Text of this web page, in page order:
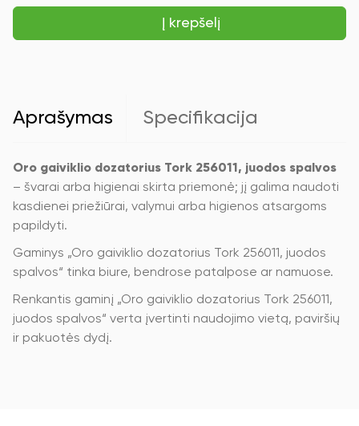
gaiviklio
Tork
Į krepšelį
Aprašymas Specifikacija
Oro gaiviklio dozatorius Tork 256011, juodos spalvos
– švarai arba higienai skirta priemonė; jį galima naudoti
kasdienei priežiūrai, valymui arba higienos atsargoms
papildyti.
Gaminys „Oro gaiviklio dozatorius Tork 256011, juodos
spalvos“ tinka biure, bendrose patalpose ar namuose.
Renkantis gaminį „Oro gaiviklio dozatorius Tork 256011,
juodos spalvos“ verta įvertinti naudojimo vietą, paviršių
ir pakuotės dydį.